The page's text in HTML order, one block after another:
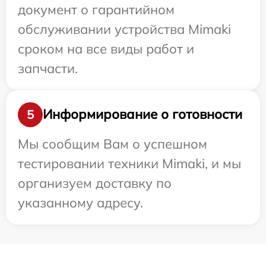
документ о гарантийном
обслуживании устройства Mimaki
сроком на все виды работ и
запчасти.
5
Информирование о готовности
Мы сообщим Вам о успешном
тестировании техники Mimaki, и мы
организуем доставку по
указанному адресу.